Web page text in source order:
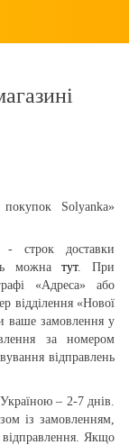
Solyanka»
- строк доставки
можнатут. При
«Адреса» або
відділення «Нової
ваше замовлення у
за номером
відправлень
– 2-7 днів.
із замовленням,
Якщо